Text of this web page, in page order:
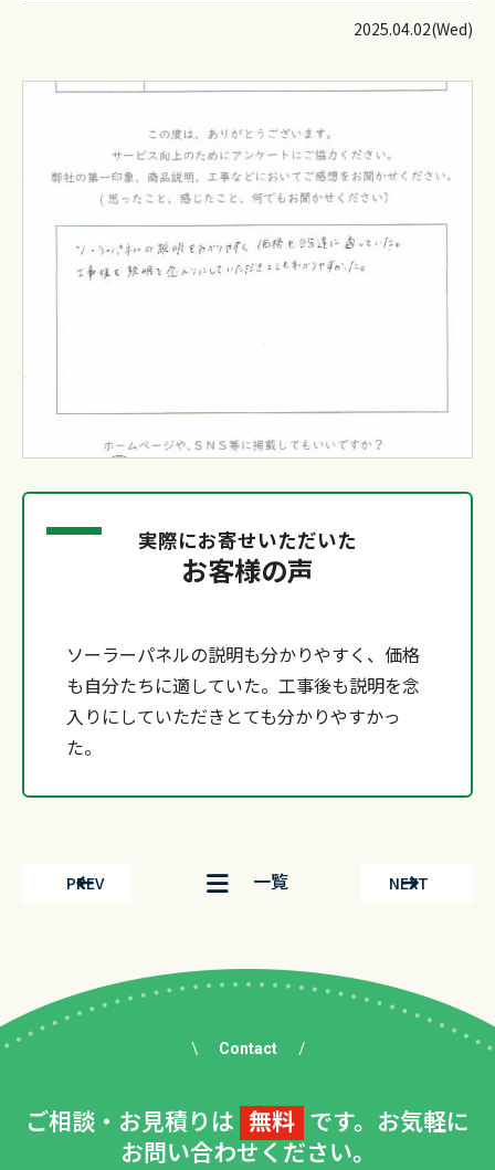
2025.04.02(Wed)
実際にお寄せいただいた
お客様の声
ソーラーパネルの説明も分かりやすく、価格
も自分たちに適していた。工事後も説明を念
入りにしていただきとても分かりやすかっ
た。
PREV 一覧 NEXT
Contact
ご相談・お見積りは 無料 です。お気軽に
お問い合わせください。